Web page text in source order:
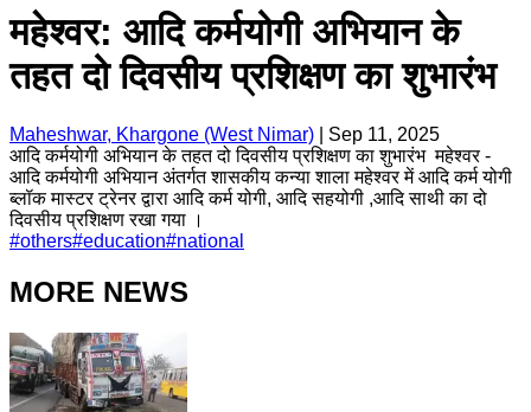
महेश्वर: आदि कर्मयोगी अभियान के
तहत दो दिवसीय प्रशिक्षण का शुभारंभ
Maheshwar, Khargone (West Nimar)
Sep 11, 2025
आदि कर्मयोगी अभियान के तहत दो दिवसीय प्रशिक्षण का शुभारंभ महेश्वर -
आदि कर्मयोगी अभियान अंतर्गत शासकीय कन्या शाला महेश्वर में आदि कर्म योगी
ब्लॉक मास्टर ट्रेनर द्वारा आदि कर्म योगी, आदि सहयोगी ,आदि साथी का दो
दिवसीय प्रशिक्षण रखा गया ।
#others#education#national
MORE NEWS